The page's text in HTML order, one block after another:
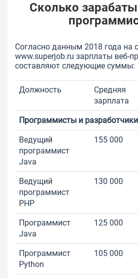
Сколько
Согласно данным 2018 года на
www.superjob.ru зарплаты веб-
составляют следующие суммы:
Должность
Средняя
зарплата
Программисты и разработчики
Ведущий
программист
Java
155 000
Ведущий
программист
PHP
130 000
Программист
Java
125 000
Программист
Python
105 000